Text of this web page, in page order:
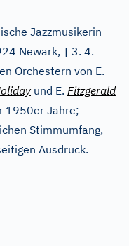
Jazzmusikerin
Newark, †3. 4.
Orchestern von E.
und E. Fitzgerald
1950er Jahre;
Stimmumfang,
Ausdruck.